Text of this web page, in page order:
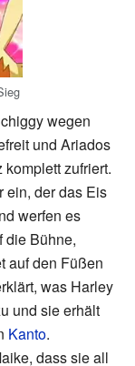
wegen
und Ariados
zufriert.
ein, der das Eis
werfen es
die Bühne,
auf den Füßen
was Harley
und sie erhält
Kanto.
dass sie all